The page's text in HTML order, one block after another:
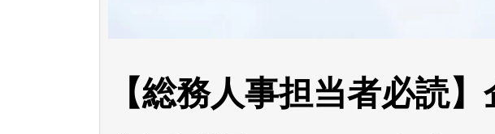
【総務人事担当者必読